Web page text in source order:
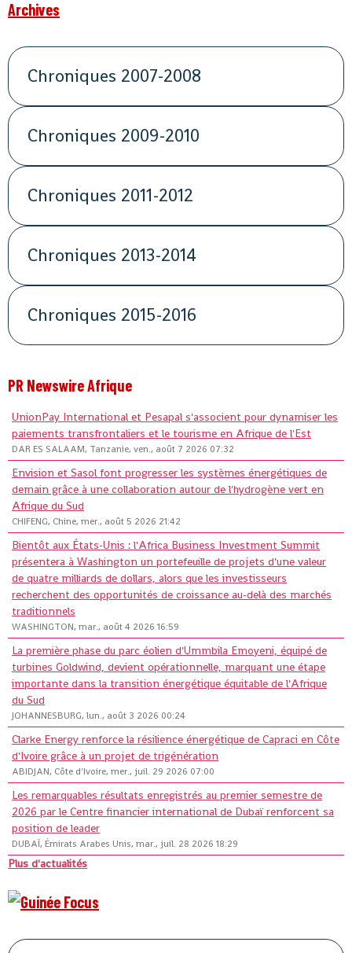
Archives
Chroniques 2007-2008
Chroniques 2009-2010
Chroniques 2011-2012
Chroniques 2013-2014
Chroniques 2015-2016
PR Newswire Afrique
UnionPay International et Pesapal s'associent pour dynamiser les
paiements transfrontaliers et le tourisme en Afrique de l'Est
DAR ES SALAAM, Tanzanie, ven., août 7 2026 07:32
Envision et Sasol font progresser les systèmes énergétiques de
demain grâce à une collaboration autour de l'hydrogène vert en
Afrique du Sud
CHIFENG, Chine, mer., août 5 2026 21:42
Bientôt aux États-Unis : l'Africa Business Investment Summit
présentera à Washington un portefeuille de projets d'une valeur
de quatre milliards de dollars, alors que les investisseurs
recherchent des opportunités de croissance au-delà des marchés
traditionnels
WASHINGTON, mar., août 4 2026 16:59
La première phase du parc éolien d'Ummbila Emoyeni, équipé de
turbines Goldwind, devient opérationnelle, marquant une étape
importante dans la transition énergétique équitable de l'Afrique
du Sud
JOHANNESBURG, lun., août 3 2026 00:24
Clarke Energy renforce la résilience énergétique de Capraci en Côte
d'Ivoire grâce à un projet de trigénération
ABIDJAN, Côte d'Ivoire, mer., juil. 29 2026 07:00
Les remarquables résultats enregistrés au premier semestre de
2026 par le Centre financier international de Dubaï renforcent sa
position de leader
DUBAÏ, Émirats Arabes Unis, mar., juil. 28 2026 18:29
Plus d'actualités